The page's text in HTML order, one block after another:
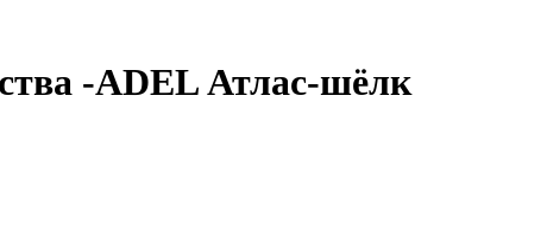
-ADEL Атлас-шёлк